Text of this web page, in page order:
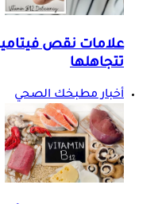
تتجاهلها
أخبار مطبخك الصحي